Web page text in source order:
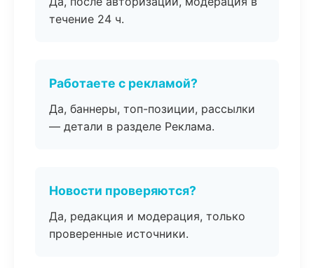
течение 24 ч.
Работаете с рекламой?
Да, баннеры, топ-позиции, рассылки
— детали в разделе Реклама.
Новости проверяются?
Да, редакция и модерация, только
проверенные источники.